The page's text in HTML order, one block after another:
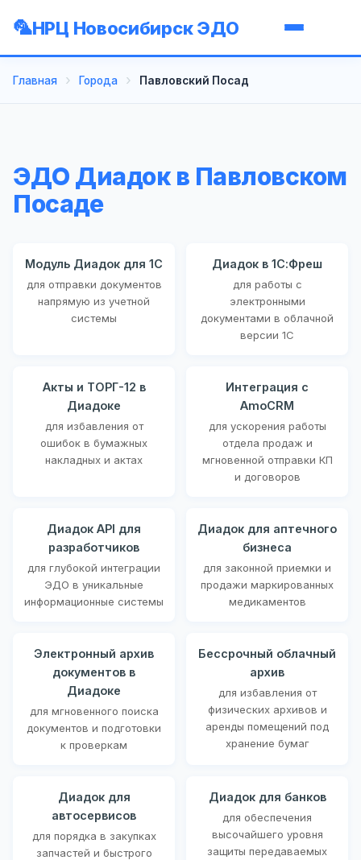
НРЦ Новосибирск ЭДО
Главная Города Павловский Посад
ЭДО Диадок в Павловском
Посаде
Модуль Диадок для 1С
для отправки документов
напрямую из учетной
системы
Диадок в 1С:Фреш
для работы с
электронными
документами в облачной
версии 1С
Акты и ТОРГ-12 в
Диадоке
для избавления от
ошибок в бумажных
накладных и актах
Интеграция с
AmoCRM
для ускорения работы
отдела продаж и
мгновенной отправки КП
и договоров
Диадок API для
разработчиков
для глубокой интеграции
ЭДО в уникальные
информационные системы
Диадок для аптечного
бизнеса
для законной приемки и
продажи маркированных
медикаментов
Электронный архив
документов в
Диадоке
для мгновенного поиска
документов и подготовки
к проверкам
Бессрочный облачный
архив
для избавления от
физических архивов и
аренды помещений под
хранение бумаг
Диадок для
автосервисов
для порядка в закупках
запчастей и быстрого
Диадок для банков
для обеспечения
высочайшего уровня
защиты передаваемых